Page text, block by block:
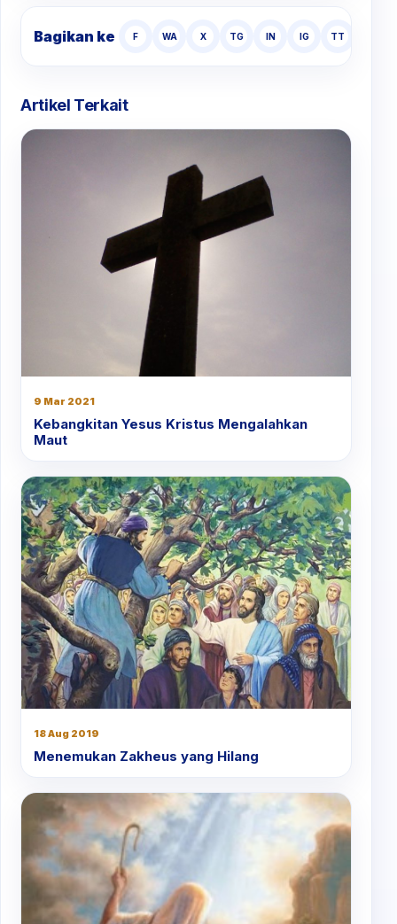
Bagikan ke F WA X TG IN IG TT
Artikel Terkait
9 Mar 2021
Kebangkitan Yesus Kristus Mengalahkan
Maut
18 Aug 2019
Menemukan Zakheus yang Hilang